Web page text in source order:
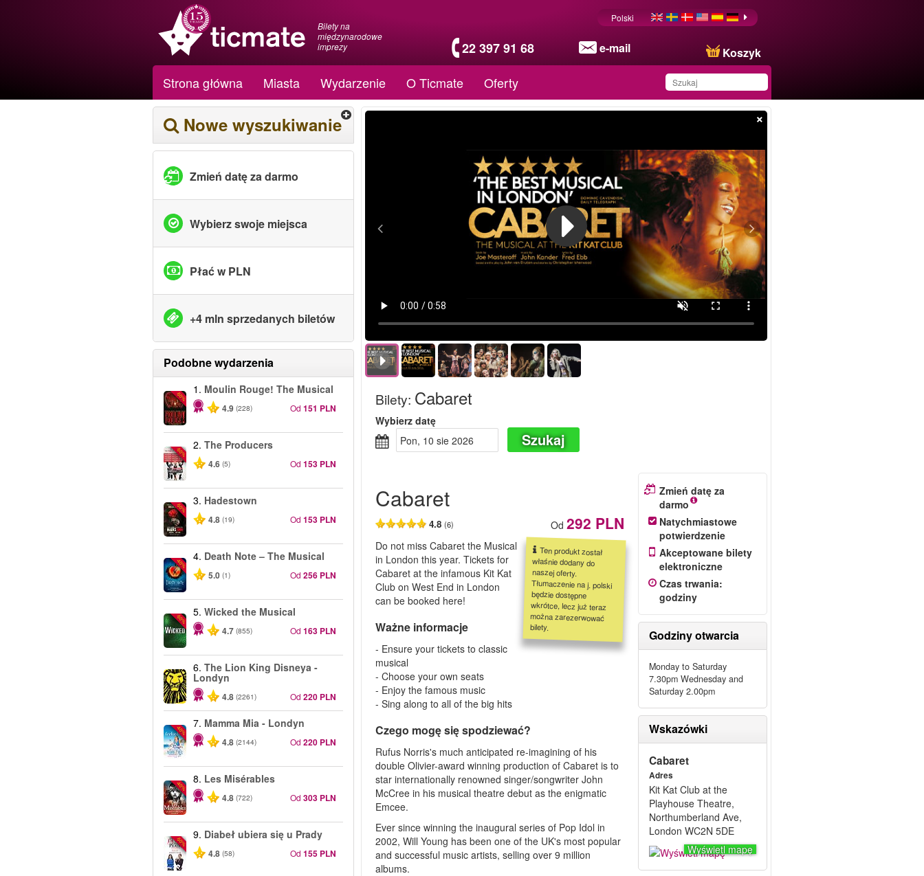
Bilety na
międzynarodowe
imprezy
22 397 91 68 e-mail Koszyk
Polski
Strona główna Miasta Wydarzenie O Ticmate Oferty
Nowe wyszukiwanie
Zmień datę za darmo
Wybierz swoje miejsca
Płać w PLN
+4 mln sprzedanych biletów
Podobne wydarzenia
-50%
1. Moulin Rouge! The Musical
4.9 (228) Od 151 PLN
-50%
2. The Producers
4.6 (5) Od 153 PLN
-50%
3. Hadestown
4.8 (19) Od 153 PLN
-40%
4. Death Note – The Musical
5.0 (1) Od 256 PLN
-50%
5. Wicked the Musical
4.7 (855) Od 163 PLN
6. The Lion King Disneya -
Londyn
4.8 (2261) Od 220 PLN
-40%
7. Mamma Mia - Londyn
4.8 (2144) Od 220 PLN
-40%
8. Les Misérables
4.8 (722) Od 303 PLN
-50%
9. Diabeł ubiera się u Prady
4.8 (58) Od 155 PLN
×
Bilety: Cabaret
Wybierz datę
pon, 10 sie 2026
Szukaj
Cabaret
4.8(6) Od 292 PLN
Ten produkt został
właśnie dodany do
naszej oferty.
Tłumaczenie na j. polski
będzie dostępne
wkrótce, lecz już teraz
można zarezerwować
bilety.
Do not miss Cabaret the Musical
in London this year. Tickets for
Cabaret at the infamous Kit Kat
Club on West End in London
can be booked here!
Ważne informacje
- Ensure your tickets to classic
musical
- Choose your own seats
- Enjoy the famous music
- Sing along to all of the big hits
Czego mogę się spodziewać?
Rufus Norris's much anticipated re-imagining of his
double Olivier-award winning production of Cabaret is to
star internationally renowned singer/songwriter John
McCree in his musical theatre debut as the enigmatic
Emcee.
Ever since winning the inaugural series of Pop Idol in
2002, Will Young has been one of the UK's most popular
and successful music artists, selling over 9 million
albums.
Zmień datę za
darmo
Natychmiastowe
potwierdzenie
Akceptowane bilety
elektroniczne
Czas trwania:
godziny
Godziny otwarcia
Monday to Saturday
7.30pm Wednesday and
Saturday 2.00pm
Wskazówki
Cabaret
Adres
Kit Kat Club at the
Playhouse Theatre,
Northumberland Ave,
London WC2N 5DE
Wyświetl mapę